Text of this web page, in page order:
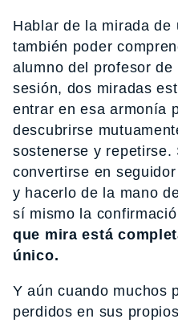
Hablar de la mirada
también poder
alumno del profesor
sesión, dos miradas
entrar en esa armonía
descubrirse
sostenerse y repetirse.
convertirse en
y hacerlo de la mano
sí mismo la
que mira está
único.
Y aún cuando muchos
perdidos en sus